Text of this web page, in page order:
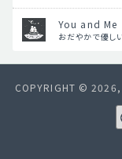
You and Me
おだやかで優
COPYRIGHT © 2026,